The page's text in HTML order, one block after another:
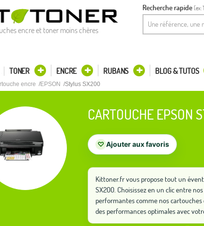
encre et toner moins chères
Recherche rapide (ex:
TONER ENCRE RUBANS BLOG & TUTOS
encre EPSON Stylus SX200
CARTOUCHE EPSON
♡ Ajouter aux favoris
Kittoner.fr vous propose tout un
SX200. Choisissez en un clic entre
performantes comme nos
des performances optimales avec